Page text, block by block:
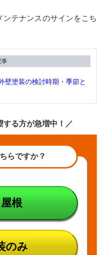
ンテナンスのサインをこち
事
壁塗装の検討時期・季節と
する方が急増中！／
らですか？
根
のみ